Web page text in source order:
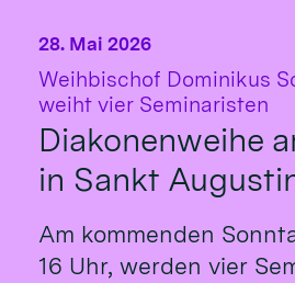
Weihbischof Dominikus
weiht vier Seminaristen
Diakonenweihe
in Sankt
28. Mai 2026
Am kommenden
16 Uhr, werden vier